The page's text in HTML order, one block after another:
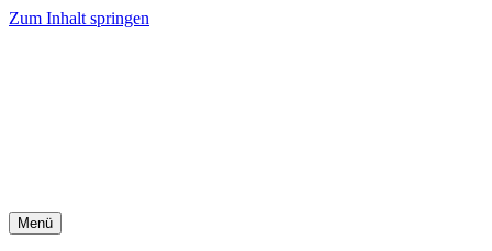
Zum Inhalt springen
Menü